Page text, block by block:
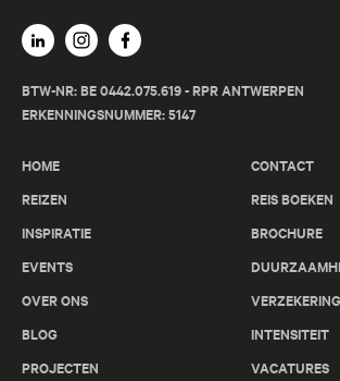
BTW-NR: BE 0442.075.619 - RPR ANTWERPEN
ERKENNINGSNUMMER: 5147
HOME
REIZEN
INSPIRATIE
EVENTS
OVER ONS
BLOG
PROJECTEN
CONTACT
REIS BOEKEN
BROCHURE
INTENSITEIT
VACATURES